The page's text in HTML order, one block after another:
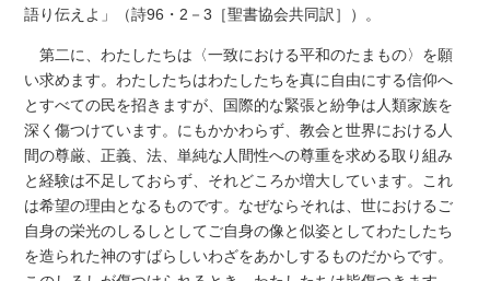
語り伝えよ」（詩96・2－3［聖書協会共同訳］）。
第二に、わたしたちは〈一致における平和のたまもの〉を願
い求めます。わたしたちはわたしたちを真に自由にする信仰へ
とすべての民を招きますが、国際的な緊張と紛争は人類家族を
深く傷つけています。にもかかわらず、教会と世界における人
間の尊厳、正義、法、単純な人間性への尊重を求める取り組み
と経験は不足しておらず、それどころか増大しています。これ
は希望の理由となるものです。なぜならそれは、世におけるご
自身の栄光のしるしとしてご自身の像と似姿としてわたしたち
を造られた神のすばらしいわざをあかしするものだからです。